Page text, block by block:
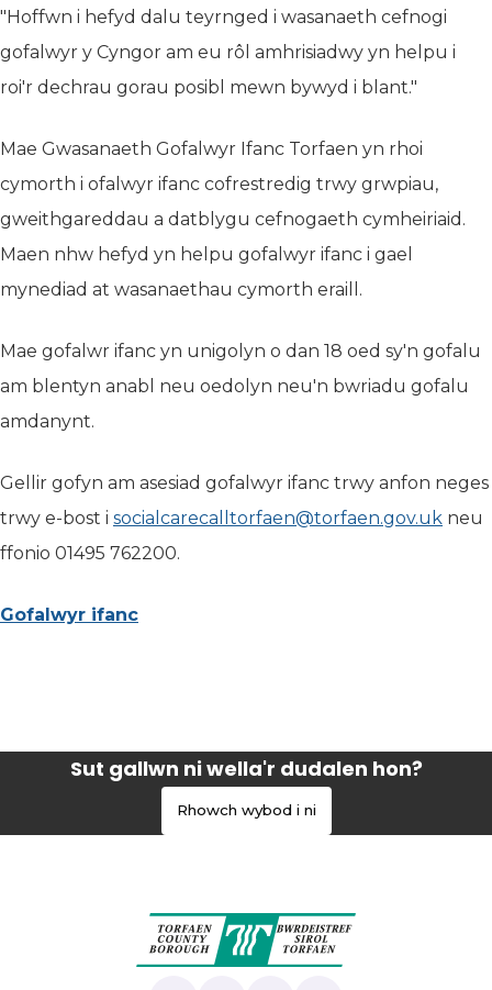
"Hoffwn i hefyd dalu teyrnged i wasanaeth cefnogi
gofalwyr y Cyngor am eu rôl amhrisiadwy yn helpu i
roi'r dechrau gorau posibl mewn bywyd i blant."
Mae Gwasanaeth Gofalwyr Ifanc Torfaen yn rhoi
cymorth i ofalwyr ifanc cofrestredig trwy grwpiau,
gweithgareddau a datblygu cefnogaeth cymheiriaid.
Maen nhw hefyd yn helpu gofalwyr ifanc i gael
mynediad at wasanaethau cymorth eraill.
Mae gofalwr ifanc yn unigolyn o dan 18 oed sy'n gofalu
am blentyn anabl neu oedolyn neu'n bwriadu gofalu
amdanynt.
Gellir gofyn am asesiad gofalwyr ifanc trwy anfon neges
trwy e-bost i socialcarecalltorfaen@torfaen.gov.uk (yn
neu
ffonio 01495 762200.
Gofalwyr ifanc
Sut gallwn ni wella'r dudalen hon?
Rhowch wybod i ni